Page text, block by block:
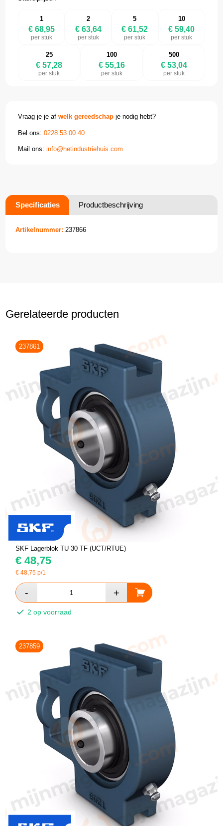
1
€ 68,95
per stuk
2
€ 63,64
per stuk
5
€ 61,52
per stuk
10
€ 59,40
per stuk
25
€ 57,28
per stuk
100
€ 55,16
per stuk
500
€ 53,04
per stuk
Vraag je je afwelk gereedschap je nodig hebt?
Bel ons:0228 53 00 40
Mail ons:info@hetindustriehuis.com
Specificaties Productbeschrijving
Artikelnummer: 237866
Gerelateerde producten
237861
SKF Lagerblok TU 30 TF (UCT/RTUE)
€ 48,75
€48,75 p/1
2 op voorraad
237859